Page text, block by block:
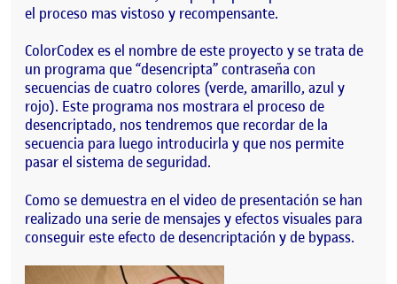
el proceso mas vistoso y recompensante.
ColorCodex es el nombre de este proyecto y se trata de
un programa que “desencripta” contraseña con
secuencias de cuatro colores (verde, amarillo, azul y
rojo). Este programa nos mostrara el proceso de
desencriptado, nos tendremos que recordar de la
secuencia para luego introducirla y que nos permite
pasar el sistema de seguridad.
Como se demuestra en el video de presentación se han
realizado una serie de mensajes y efectos visuales para
conseguir este efecto de desencriptación y de bypass.